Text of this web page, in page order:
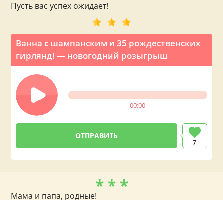
Ванна с шампанским и 35 рождественских
гирлянд! — новогодний розыгрыш
00:00
7
Пусть вас успех ожидает!
* * *
Мама и папа, родные!